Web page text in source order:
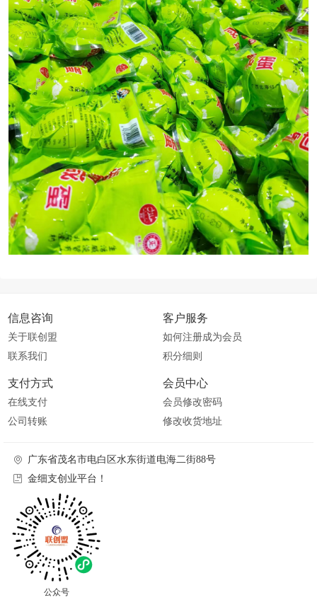
信息咨询
关于联创盟
联系我们
客户服务
如何注册成为会员
积分细则
支付方式
在线支付
公司转账
会员中心
会员修改密码
修改收货地址
广东省茂名市电白区水东街道电海二街88号
金细支创业平台！
公众号